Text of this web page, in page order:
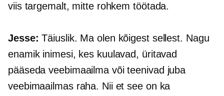
viis targemalt, mitte rohkem töötada.
Jesse: Täiuslik. Ma olen kõigest sellest. Nagu
enamik inimesi, kes kuulavad, üritavad
pääseda veebimaailma või teenivad juba
veebimaailmas raha. Nii et see on ka